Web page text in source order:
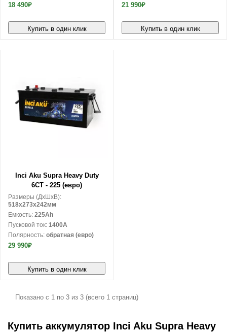
18 490₽
Купить в один клик
21 990₽
Купить в один клик
Inci Aku Supra Heavy Duty
6CT - 225 (евро)
Размеры (ДxШxВ):
518x273x242мм
Емкость: 225Ah
Пусковой ток: 1400A
Полярность: обратная (евро)
29 990₽
Купить в один клик
Показано с 1 по 3 из 3 (всего 1 страниц)
Купить аккумулятор Inci Aku Supra Heavy